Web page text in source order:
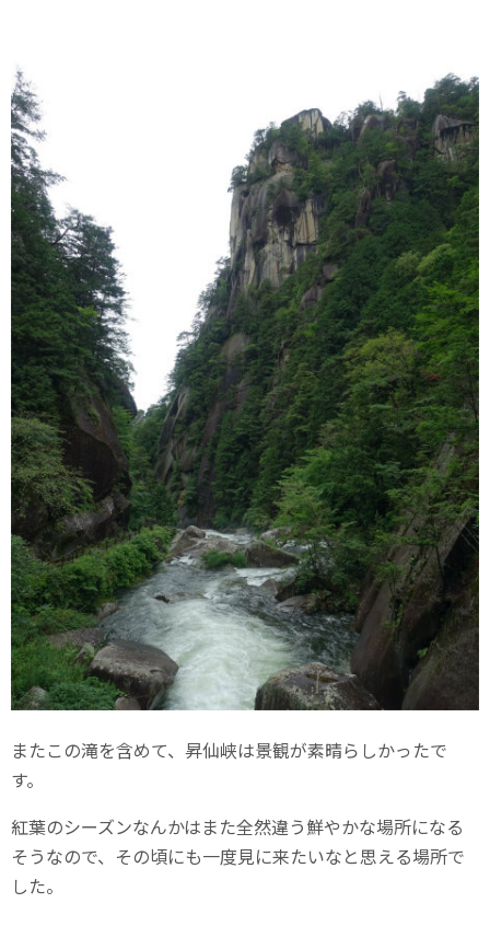
またこの滝を含めて、昇仙峡は景観が素晴らしかったで
す。
紅葉のシーズンなんかはまた全然違う鮮やかな場所になる
そうなので、その頃にも一度見に来たいなと思える場所で
した。